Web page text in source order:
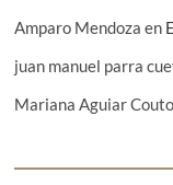
Amparo Mendoza en
juan manuel parra
Mariana Aguiar Couto